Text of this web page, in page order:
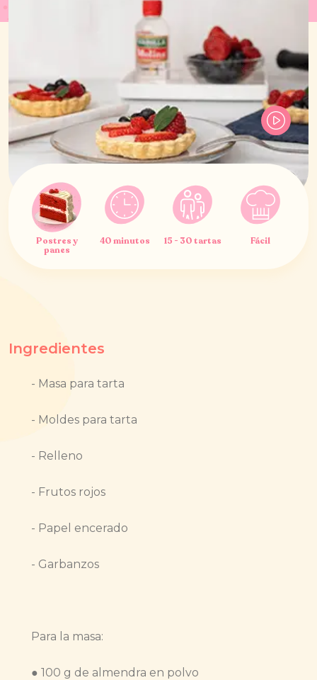
Postres y
panes
40 minutos 15 - 30 tartas Fácil
Ingredientes
- Masa para tarta
- Moldes para tarta
- Relleno
- Frutos rojos
- Papel encerado
- Garbanzos
Para la masa:
● 100 g de almendra en polvo